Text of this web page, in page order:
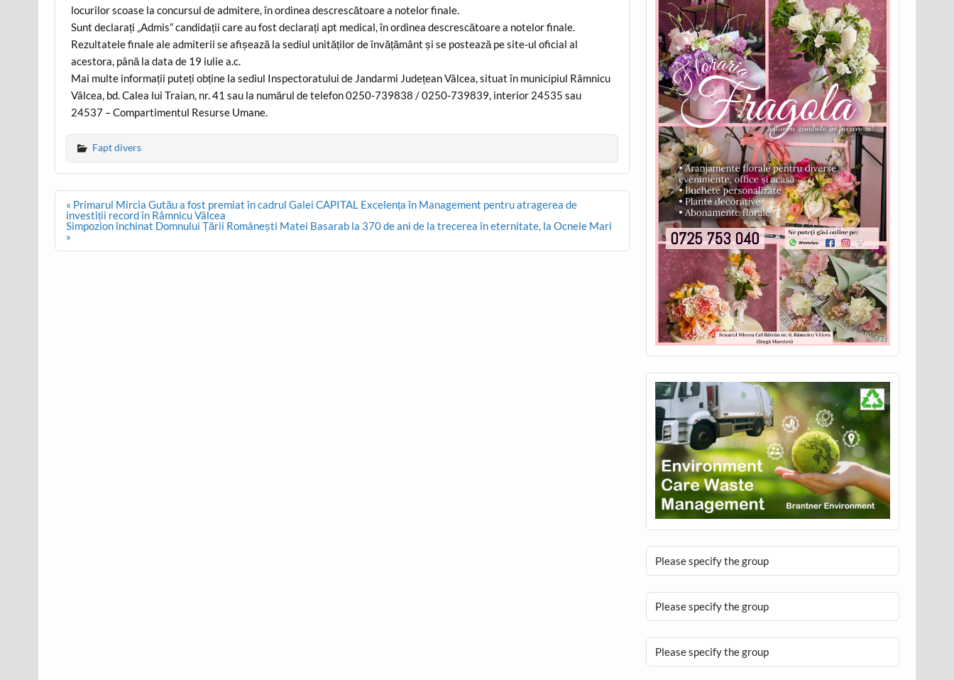
locurilor scoase la concursul de admitere, în ordinea descrescătoare a notelor finale.
Sunt declarați „Admis” candidații care au fost declarați apt medical, în ordinea descrescătoare a notelor finale.
Rezultatele finale ale admiterii se afișează la sediul unităților de învățământ și se postează pe site-ul oficial al
acestora, până la data de 19 iulie a.c.
Mai multe informații puteți obține la sediul Inspectoratului de Jandarmi Județean Vâlcea, situat în municipiul Râmnicu
Vâlcea, bd. Calea lui Traian, nr. 41 sau la numărul de telefon 0250-739838 / 0250-739839, interior 24535 sau
24537 – Compartimentul Resurse Umane.
Fapt divers
Post
navigation
« Primarul Mircia Gutău a fost premiat în cadrul Galei CAPITAL Excelența în Management pentru atragerea de
investiții record în Râmnicu Vâlcea
Simpozion închinat Domnului Țării Românești Matei Basarab la 370 de ani de la trecerea în eternitate, la Ocnele Mari
»
Please specify the group
Please specify the group
Please specify the group